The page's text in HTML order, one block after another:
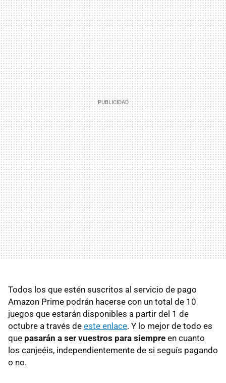
Todos los que estén suscritos al servicio de pago
Amazon Prime podrán hacerse con un total de 10
juegos que estarán disponibles a partir del 1 de
octubre a través de este enlace. Y lo mejor de todo es
que pasarán a ser vuestros para siempre en cuanto
los canjeéis, independientemente de si seguís pagando
o no.